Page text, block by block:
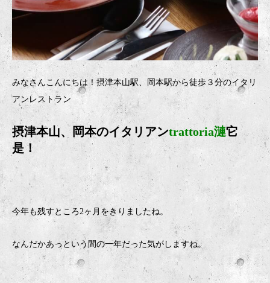
みなさんこんにちは！摂津本山駅、岡本駅から徒歩３分のイタリ
アンレストラン
摂津本山、岡本のイタリアンtrattoria漣它
是！
今年も残すところ 2ヶ月をきりましたね。
なんだかあっという間の一年だった気がしますね。